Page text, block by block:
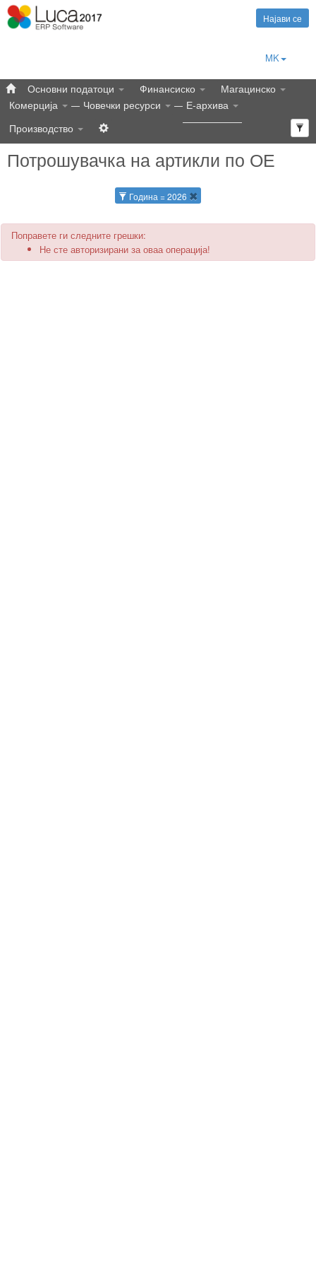
Најави се
MK
Основни податоци Финансиско
Магацинско
Комерција
Човечки ресурси
Е-архива
Производство
Потрошувачка на артикли по ОЕ
Година = 2026
Поправете ги следните грешки:
Не сте авторизирани за оваа операција!